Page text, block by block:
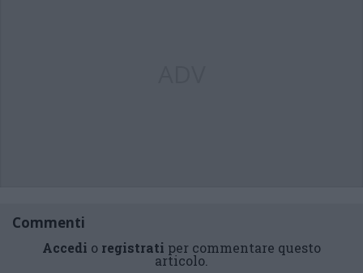
Commenti
Accedi o registrati per commentare questo
articolo.